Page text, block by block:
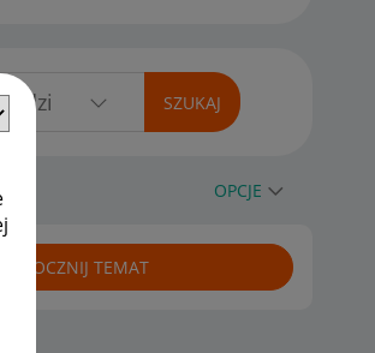
OPCJE
ROZPOCZNIJ TEMAT